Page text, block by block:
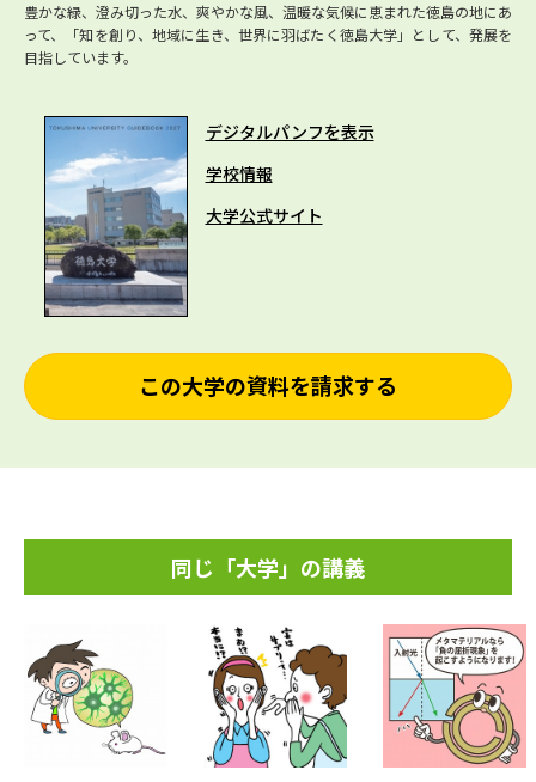
豊かな緑、澄み切った水、爽やかな風、温暖な気候に恵まれた徳島の地にあ
って、「知を創り、地域に生き、世界に羽ばたく徳島大学」として、発展を
目指しています。
デジタルパンフを表示
学校情報
大学公式サイト
この大学の資料を請求する
同じ「大学」の講義